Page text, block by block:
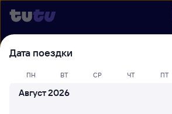
Выберите день, чтобы
билеты Тюмень — Улан-
22 года работаем для вас
Дата поездки
ПН ВТ СР ЧТ ПТ
Август 2026